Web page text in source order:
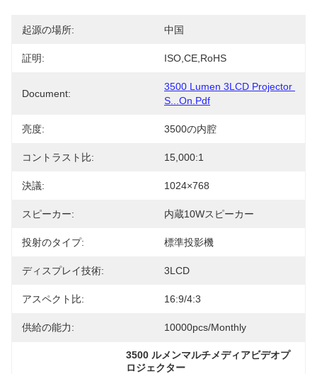
起源の場所: 中国
証明: ISO,CE,RoHS
Document:
3500 Lumen 3LCD Projector
S...on.pdf
亮度: 3500の内腔
コントラスト比: 15,000:1
決議: 1024×768
スピーカー: 内蔵10Wスピーカー
投射のタイプ: 標準投影機
ディスプレイ技術: 3LCD
アスペクト比: 16:9/4:3
供給の能力: 10000pcs/monthly
3500 ルメンマルチメディアビデオプ
ロジェクター